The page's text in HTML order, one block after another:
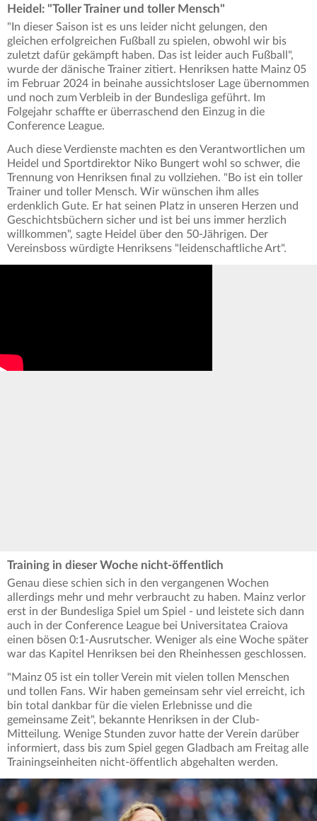
Heidel: "Toller Trainer und toller Mensch"
"In dieser Saison ist es uns leider nicht gelungen, den
gleichen erfolgreichen Fußball zu spielen, obwohl wir bis
zuletzt dafür gekämpft haben. Das ist leider auch Fußball",
wurde der dänische Trainer zitiert. Henriksen hatte Mainz 05
im Februar 2024 in beinahe aussichtsloser Lage übernommen
und noch zum Verbleib in der Bundesliga geführt. Im
Folgejahr schaffte er überraschend den Einzug in die
Conference League.
Auch diese Verdienste machten es den Verantwortlichen um
Heidel und Sportdirektor Niko Bungert wohl so schwer, die
Trennung von Henriksen final zu vollziehen. "Bo ist ein toller
Trainer und toller Mensch. Wir wünschen ihm alles
erdenklich Gute. Er hat seinen Platz in unseren Herzen und
Geschichtsbüchern sicher und ist bei uns immer herzlich
willkommen", sagte Heidel über den 50-Jährigen. Der
Vereinsboss würdigte Henriksens "leidenschaftliche Art".
Training in dieser Woche nicht-öffentlich
Genau diese schien sich in den vergangenen Wochen
allerdings mehr und mehr verbraucht zu haben. Mainz verlor
erst in der Bundesliga Spiel um Spiel - und leistete sich dann
auch in der Conference League bei Universitatea Craiova
einen bösen 0:1-Ausrutscher. Weniger als eine Woche später
war das Kapitel Henriksen bei den Rheinhessen geschlossen.
"Mainz 05 ist ein toller Verein mit vielen tollen Menschen
und tollen Fans. Wir haben gemeinsam sehr viel erreicht, ich
bin total dankbar für die vielen Erlebnisse und die
gemeinsame Zeit", bekannte Henriksen in der Club-
Mitteilung. Wenige Stunden zuvor hatte der Verein darüber
informiert, dass bis zum Spiel gegen Gladbach am Freitag alle
Trainingseinheiten nicht-öffentlich abgehalten werden.